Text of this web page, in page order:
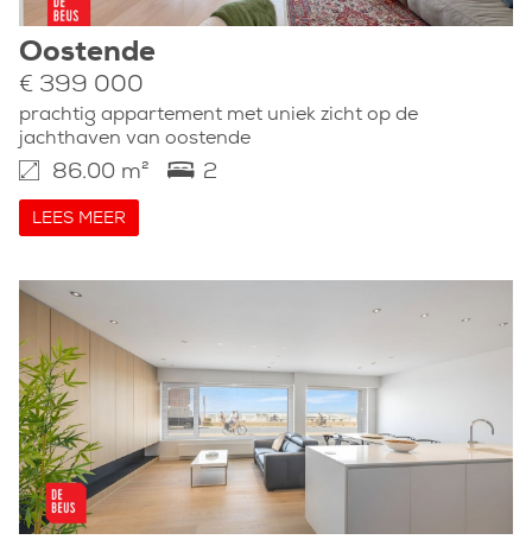
Oostende
€ 399 000
prachtig appartement met uniek zicht op de
jachthaven van oostende
86.00 m² 2
LEES MEER